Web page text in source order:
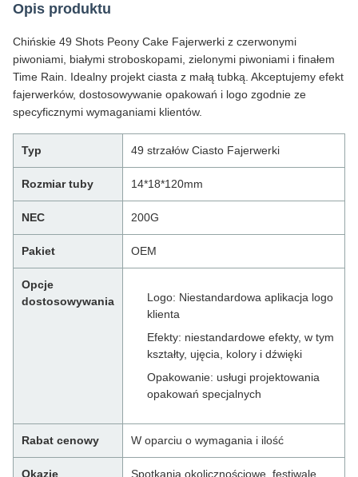
Opis produktu
Chińskie 49 Shots Peony Cake Fajerwerki z czerwonymi
piwoniami, białymi stroboskopami, zielonymi piwoniami i finałem
Time Rain. Idealny projekt ciasta z małą tubką. Akceptujemy efekt
fajerwerków, dostosowywanie opakowań i logo zgodnie ze
specyficznymi wymaganiami klientów.
Typ 49 strzałów Ciasto Fajerwerki
Rozmiar tuby 14*18*120mm
NEC 200G
Pakiet OEM
Opcje
dostosowywania
Logo: Niestandardowa aplikacja logo
klienta
Efekty: niestandardowe efekty, w tym
kształty, ujęcia, kolory i dźwięki
Opakowanie: usługi projektowania
opakowań specjalnych
Rabat cenowy W oparciu o wymagania i ilość
Okazje Spotkania okolicznościowe, festiwale,